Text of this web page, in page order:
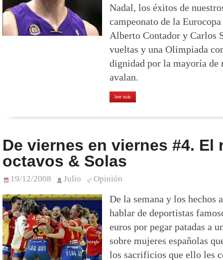
Nadal, los éxitos de
campeonato de la
Alberto Contador y Carlos
vueltas y una Olimpiada
dignidad por la mayoría de
avalan.
leer más
De viernes en viernes #4. El
octavos & Solas
19/12/2008 Julio Opinión
De la semana y los hechos
hablar de deportistas
euros por pegar patadas a
sobre mujeres españolas
los sacrificios que ello les